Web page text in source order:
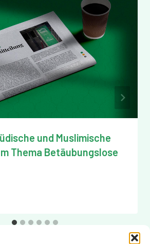
und Muslimische
Thema Betäubungslose